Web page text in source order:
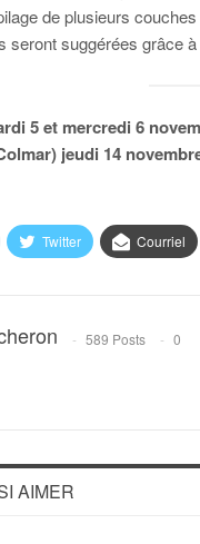
de plusieurs
suggérées grâce
5 et mercredi 6
jeudi 14
Twitter Courriel
589 Posts
0
AIMER